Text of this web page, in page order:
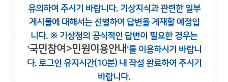
유의하여 주시기 바랍니다. 기상지식과 관련한 일부
게시물에 대해서는 선별하여 답변을 게재할 예정입
니다. ※ 기상청의 공식적인 답변이 필요한 경우는
'국민참여>민원이용안내 '를 이용하시기 바랍니
다. 로그인 유지시간(10분) 내 작성 완료하여 주시기
바랍니다.